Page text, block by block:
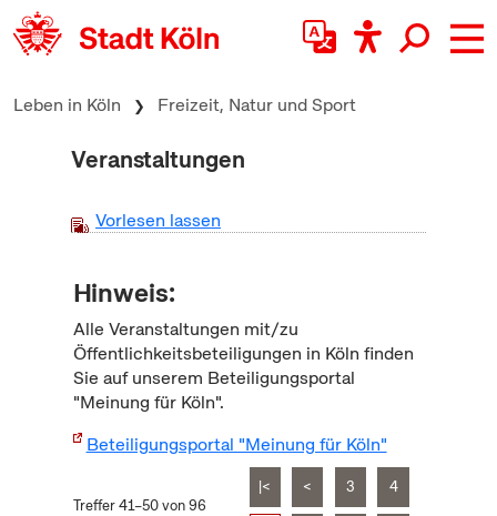
zum Inhalt springen
Leben in Köln Freizeit, Natur und Sport
Veranstaltungen
Vorlesen lassen
Hinweis:
Alle Veranstaltungen mit/zu
Öffentlichkeitsbeteiligungen in Köln finden
Sie auf unserem Beteiligungsportal
"Meinung für Köln".
Beteiligungsportal "Meinung für Köln"
Treffer 41–50 von 96
|< < 3 4